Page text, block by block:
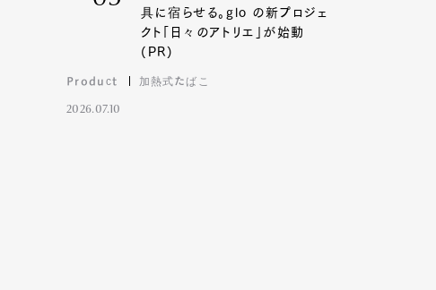
具に宿らせる。glo の新プロジェ
クト「日々のアトリエ」が始動
(PR)
Product 加熱式たばこ
2026.07.10